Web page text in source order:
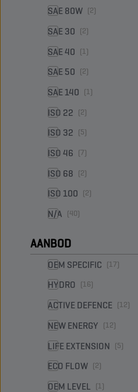
SAE 80W (2)
SAE 30 (2)
SAE 40 (1)
SAE 50 (2)
SAE 140 (1)
ISO 22 (2)
ISO 32 (5)
ISO 46 (7)
ISO 68 (2)
ISO 100 (2)
N/A (40)
AANBOD
OEM SPECIFIC (17)
HYDRO (16)
ACTIVE DEFENCE (12)
NEW ENERGY (12)
LIFE EXTENSION (5)
ECO FLOW (2)
OEM LEVEL (1)